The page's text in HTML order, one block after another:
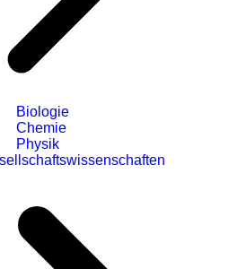
Biologie
Chemie
Physik